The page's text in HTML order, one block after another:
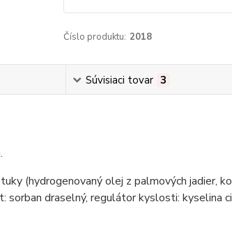
Číslo produktu: 2018
Súvisiaci tovar 3
(hydrogenovaný olej z palmových jadier,
sorban draselný, regulátor kyslosti: kyselina